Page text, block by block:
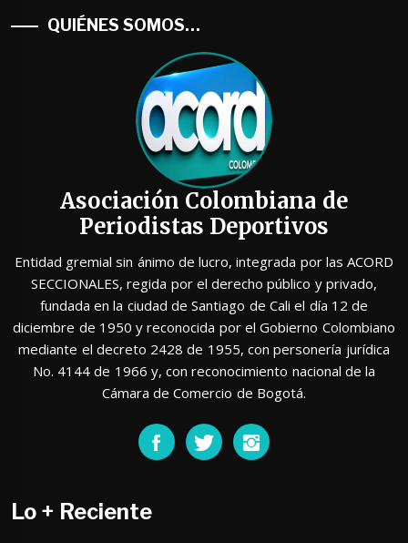
QUIÉNES SOMOS…
Asociación Colombiana de
Periodistas Deportivos
Entidad gremial sin ánimo de lucro, integrada por las ACORD
SECCIONALES, regida por el derecho público y privado,
fundada en la ciudad de Santiago de Cali el día 12 de
diciembre de 1950 y reconocida por el Gobierno Colombiano
mediante el decreto 2428 de 1955, con personería jurídica
No. 4144 de 1966 y, con reconocimiento nacional de la
Cámara de Comercio de Bogotá.
Lo + Reciente